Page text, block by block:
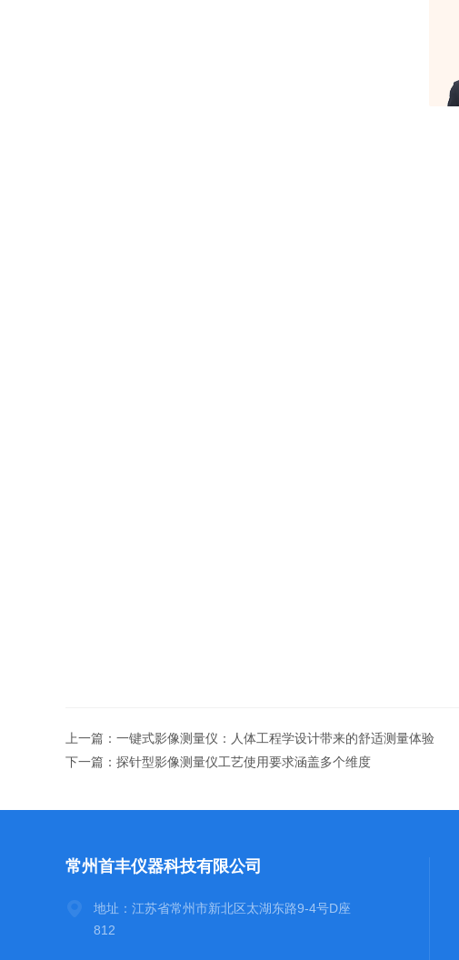
上一篇： 一键式影像测量仪：人体工程学设计带来的舒适测量体验
下一篇： 探针型影像测量仪工艺使用要求涵盖多个维度
常州首丰仪器科技有限公司
地址：江苏省常州市新北区太湖东路9-4号D座
812